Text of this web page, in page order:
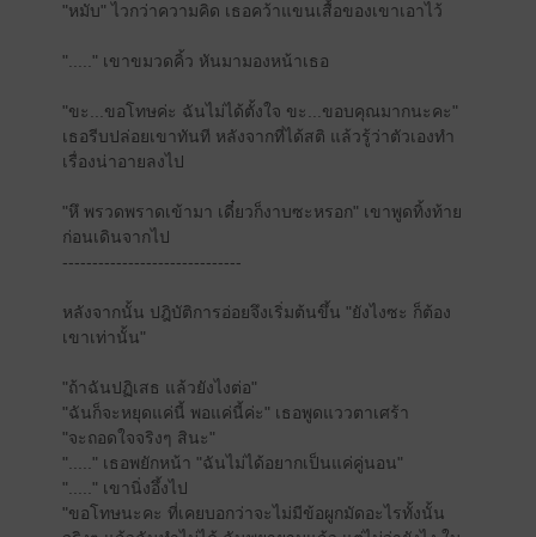
"หมับ" ไวกว่าความคิด เธอคว้าแขนเสื้อของเขาเอาไว้
"....." เขาขมวดคิ้ว หันมามองหน้าเธอ
"ขะ...ขอโทษค่ะ ฉันไม่ได้ตั้งใจ ขะ...ขอบคุณมากนะคะ"
เธอรีบปล่อยเขาทันที หลังจากที่ได้สติ แล้วรู้ว่าตัวเองทำ
เรื่องน่าอายลงไป
"หึ พรวดพราดเข้ามา เดี๋ยวก็งาบซะหรอก" เขาพูดทิ้งท้าย
ก่อนเดินจากไป
------------------------------
หลังจากนั้น ปฎิบัติการอ่อยจึงเริ่มต้นขึ้น "ยังไงซะ ก็ต้อง
เขาเท่านั้น"
"ถ้าฉันปฏิเสธ แล้วยังไงต่อ"
"ฉันก็จะหยุดแค่นี้ พอแค่นี้ค่ะ" เธอพูดแววตาเศร้า
"จะถอดใจจริงๆ สินะ"
"....." เธอพยักหน้า "ฉันไม่ได้อยากเป็นแค่คู่นอน"
"....." เขานิ่งอึ้งไป
"ขอโทษนะคะ ที่เคยบอกว่าจะไม่มีข้อผูกมัดอะไรทั้งนั้น